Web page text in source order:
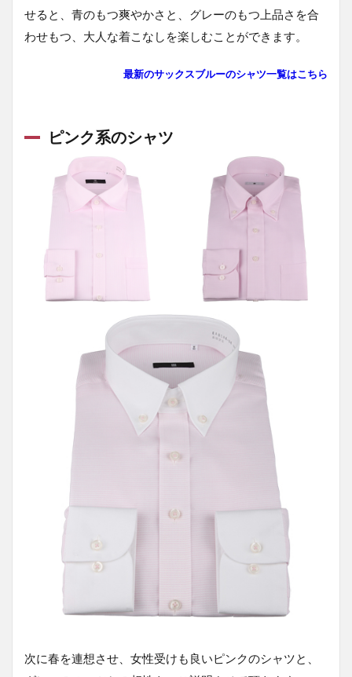
せると、青のもつ爽やかさと、グレーのもつ上品さを合
わせもつ、大人な着こなしを楽しむことができます。
最新のサックスブルーのシャツ一覧はこちら
ピンク系のシャツ
次に春を連想させ、女性受けも良いピンクのシャツと、